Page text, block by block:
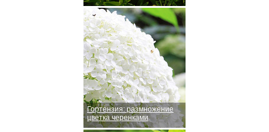
Гортензия: размножение
цветка черенками